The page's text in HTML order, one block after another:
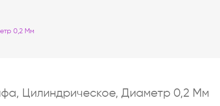
0,2 Мм
Цилиндрическое, Диаметр 0,2 Мм